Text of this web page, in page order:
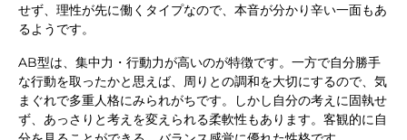
せず、理性が先に働くタイプなので、本音が分かり辛い一面もあ
るようです。
AB型は、集中力・行動力が高いのが特徴です。一方で自分勝手
な行動を取ったかと思えば、周りとの調和を大切にするので、気
まぐれで多重人格にみられがちです。しかし自分の考えに固執せ
ず、あっさりと考えを変えられる柔軟性もあります。客観的に自